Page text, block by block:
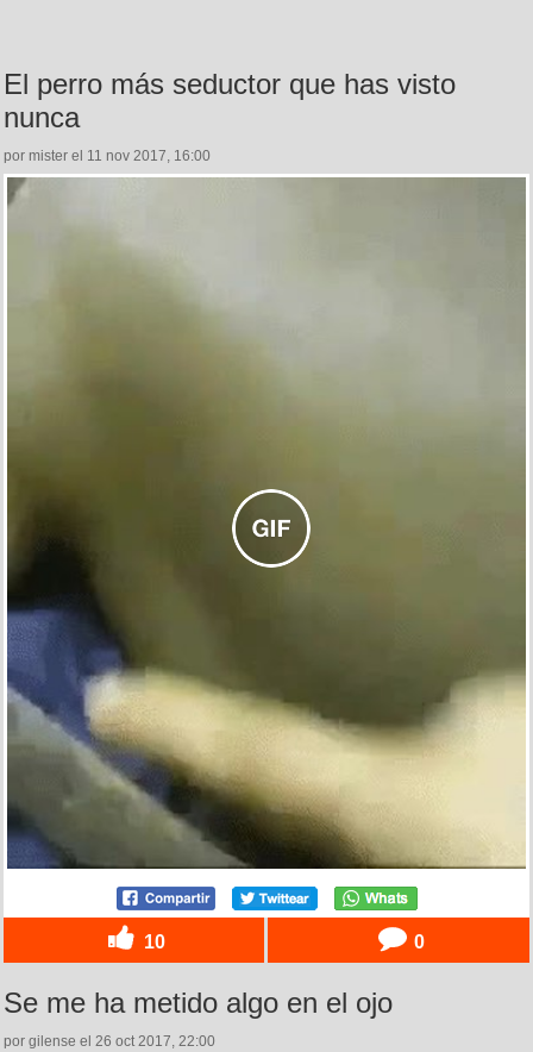
El perro más seductor que has visto
nunca
por mister el 11 nov 2017, 16:00
10 0
Se me ha metido algo en el ojo
por gilense el 26 oct 2017, 22:00